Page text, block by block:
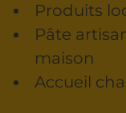
Produits
Pâte
maison
Accueil